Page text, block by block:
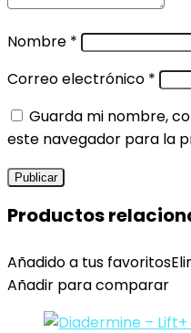
Nombre *
Correo electrónico *
Guarda mi nombre,
este navegador para la
Productos
Añadido a tus favoritos
Añadir para comparar